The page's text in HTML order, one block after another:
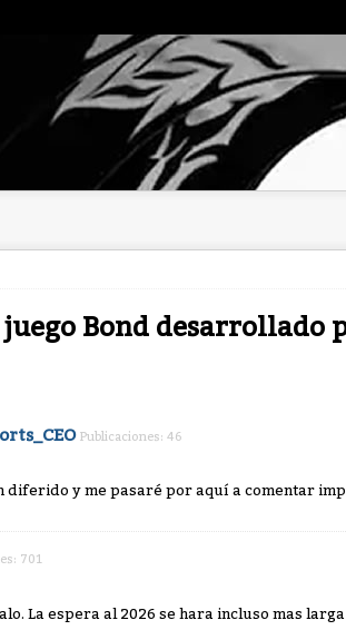
juego Bond desarrollado
Publicaciones: 46
diferido y me pasaré por aquí a comentar
701
La espera al 2026 se hara incluso mas